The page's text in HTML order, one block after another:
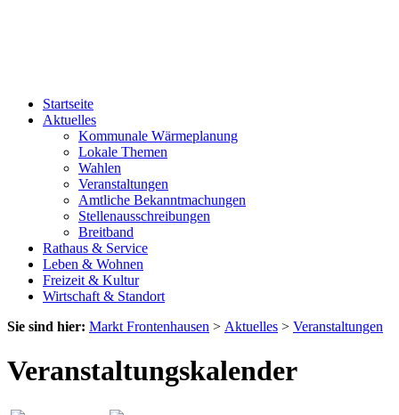
Startseite
Aktuelles
Kommunale Wärmeplanung
Lokale Themen
Wahlen
Veranstaltungen
Amtliche Bekanntmachungen
Stellenausschreibungen
Breitband
Rathaus & Service
Leben & Wohnen
Freizeit & Kultur
Wirtschaft & Standort
Sie sind hier: Markt Frontenhausen > Aktuelles > Veranstaltungen
Veranstaltungskalender